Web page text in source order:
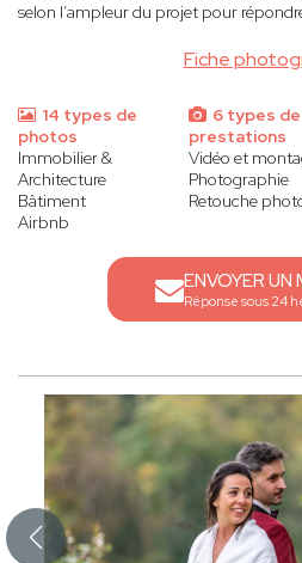
Fiche
selon l’ampleur du projet pour
14 types de
photos
Immobilier &
Architecture
Bâtiment
Airbnb
6 types de
prestations
Vidéo et
Photographie
Retouche
ENVOYER UN
Réponse sous 24